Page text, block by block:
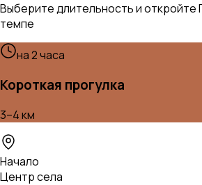
Выберите длительность и откройте
темпе
на 2 часа
Короткая прогулка
3–4 км
Начало
Центр села